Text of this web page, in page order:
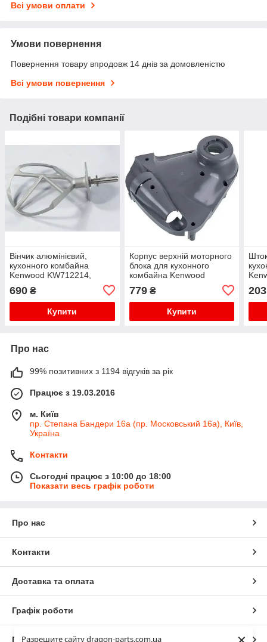
Разрешите сайту dragon-parts.com.ua
Всі умови оплати
Умови повернення
Повернення товару впродовж 14 днів за домовленістю
Всі умови повернення
Подібні товари компанії
Вінчик алюмінієвий,
кухонного комбайна
Kenwood KW712214,
690 ₴
Купити
Корпус верхній моторного
блока для кухонного
комбайна Kenwood
779₴
Купити
203
Про нас
99% позитивних з 1194 відгуків за рік
Працює з 19.03.2016
м. Київ
пр. Степана Бандери 16а (пр. Московський 16а), Київ,
Україна
Контакти
Сьогодні працює з 10:00 до 18:00
Показати весь графік роботи
Про нас
Контакти
Доставка та оплата
Графік роботи
Повна версія сайту